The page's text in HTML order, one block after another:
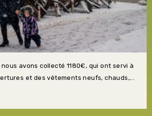
avons collecté 1180€, qui ont servi à
et des vêtements neufs, chauds,...